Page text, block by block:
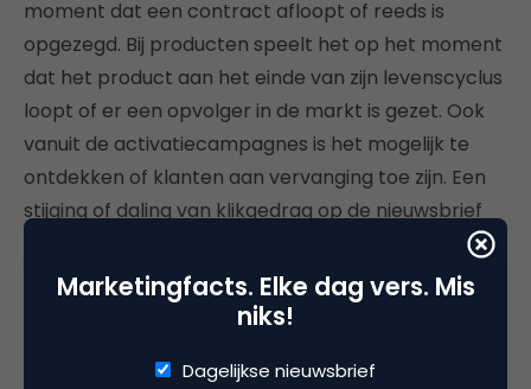
moment dat een contract afloopt of reeds is
opgezegd. Bij producten speelt het op het moment
dat het product aan het einde van zijn levenscyclus
loopt of er een opvolger in de markt is gezet. Ook
vanuit de activatiecampagnes is het mogelijk te
ontdekken of klanten aan vervanging toe zijn. Een
stijging of daling van klikgedrag op de nieuwsbrief
retentiecampagne te starten.
Een retentie- of winbackcampagne moet altijd
gepersonaliseerd worden. De klant heeft tenslotte
Marketingfacts. Elke dag vers. Mis
niks!
Dagelijkse nieuwsbrief